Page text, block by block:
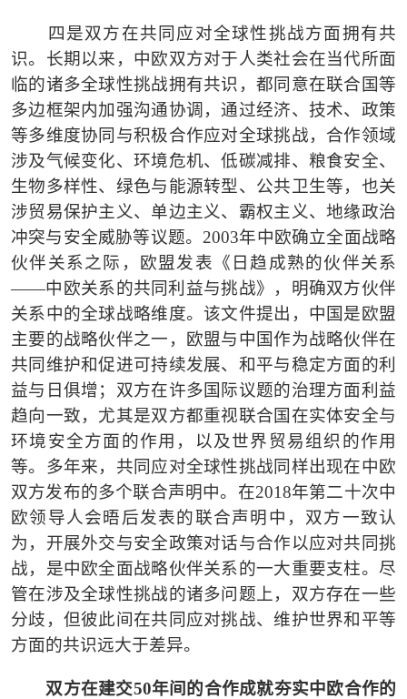
四是双方在共同应对全球性挑战方面拥有共
识。长期以来，中欧双方对于人类社会在当代所面
临的诸多全球性挑战拥有共识，都同意在联合国等
多边框架内加强沟通协调，通过经济、技术、政策
等多维度协同与积极合作应对全球挑战，合作领域
涉及气候变化、环境危机、低碳减排、粮食安全、
生物多样性、绿色与能源转型、公共卫生等，也关
涉贸易保护主义、单边主义、霸权主义、地缘政治
冲突与安全威胁等议题。 2003年中欧确立全面战略
伙伴关系之际，欧盟发表《日趋成熟的伙伴关系
——中欧关系的共同利益与挑战》，明确双方伙伴
关系中的全球战略维度。该文件提出，中国是欧盟
主要的战略伙伴之一，欧盟与中国作为战略伙伴在
共同维护和促进可持续发展、和平与稳定方面的利
益与日俱增；双方在许多国际议题的治理方面利益
趋向一致，尤其是双方都重视联合国在实体安全与
环境安全方面的作用，以及世界贸易组织的作用
等。多年来，共同应对全球性挑战同样出现在中欧
双方发布的多个联合声明中。在2018年第二十次中
欧领导人会晤后发表的联合声明中，双方一致认
为，开展外交与安全政策对话与合作以应对共同挑
战，是中欧全面战略伙伴关系的一大重要支柱。尽
管在涉及全球性挑战的诸多问题上，双方存在一些
分歧，但彼此间在共同应对挑战、维护世界和平等
方面的共识远大于差异。
双方在建交50年间的合作成就夯实中欧合作的